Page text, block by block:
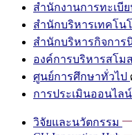
สำนักงานการทะเบี
สำนักบริหารเทคโน
สำนักบริหารกิจการ
องค์การบริหารสโม
ศูนย์การศึกษาทั่วไป
การประเมินออนไล
วิจัยและนวัตกรรม